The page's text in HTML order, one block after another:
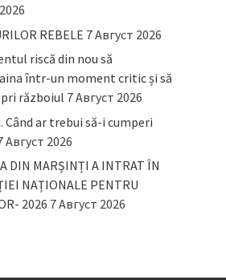
REBELE 7 Август 2026
riscă din nou să
într-un moment critic și să
războiul 7 Август 2026
ar trebui să-i cumperi
Август 2026
DIN MARȘINȚI A INTRAT ÎN
NAȚIONALE PENTRU
2026 7 Август 2026